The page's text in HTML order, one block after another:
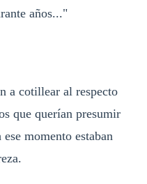
años..."
a cotillear al respecto
que querían presumir
momento estaban